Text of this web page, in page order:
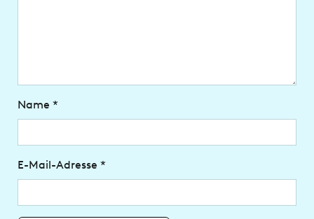
Name *
E-Mail-Adresse *